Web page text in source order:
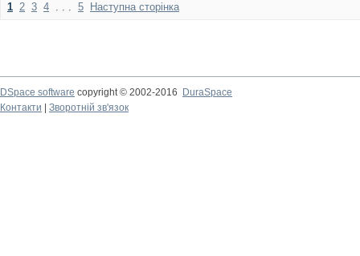
1 2 3 4 . . . 5 Наступна сторінка
DSpace software copyright © 2002-2016
DuraSpace
Контакти
Зворотній зв'язок